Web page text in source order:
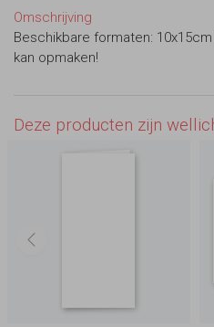
Omschrijving
Beschikbare formaten:
kan opmaken!
Deze producten zijn